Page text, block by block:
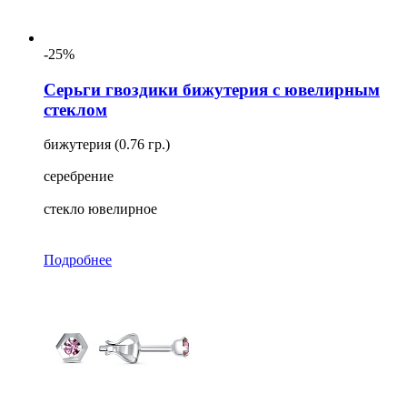
-25%
Серьги гвоздики бижутерия с ювелирным
стеклом
бижутерия (0.76 гр.)
серебрение
стекло ювелирное
Подробнее